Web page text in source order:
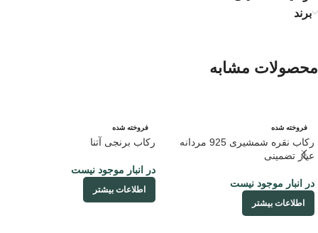
برند
محصولات مشابه
فروخته شده
رکاب نقره شمشیری 925 مردانه
عیار تضمینی
در انبار موجود نیست
اطلاعات بیشتر
فروخته شده
رکاب برنجی آتنا
در انبار موجود نیست
اطلاعات بیشتر